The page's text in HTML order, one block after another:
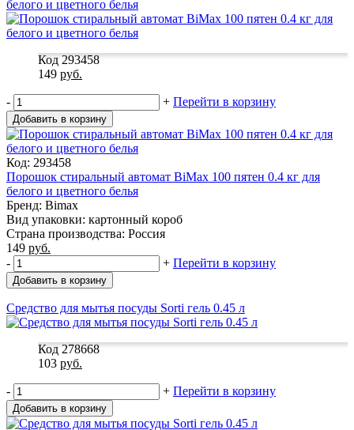
белого и цветного белья
Код 293458
149 руб.
- + Перейти в корзину
Добавить в корзину
Код: 293458
Порошок стиральный автомат BiMax 100 пятен 0.4 кг для
белого и цветного белья
Бренд: Bimax
Вид упаковки: картонный короб
Страна производства: Россия
149 руб.
-
+ Перейти в корзину
Добавить в корзину
Средство для мытья посуды Sorti гель 0.45 л
Код 278668
103 руб.
- + Перейти в корзину
Добавить в корзину